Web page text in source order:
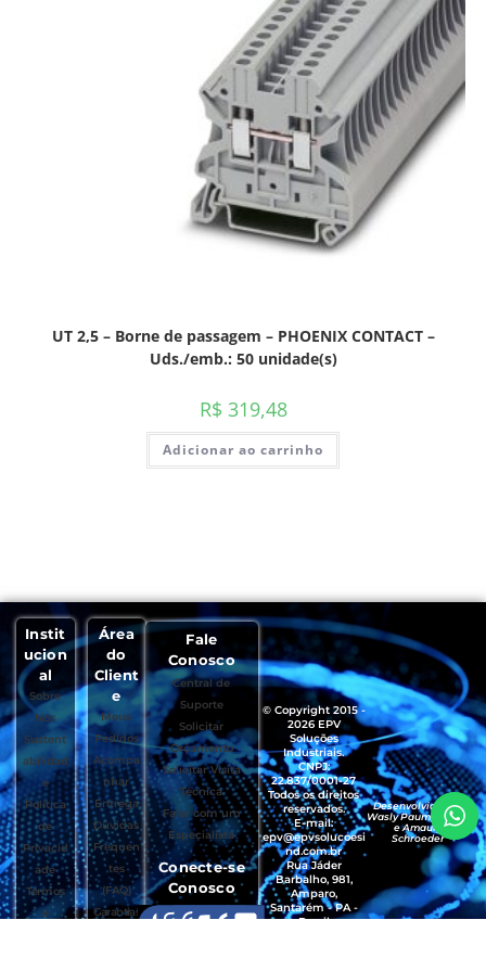
UT 2,5 – Borne de passagem – PHOENIX CONTACT –
Uds./emb.: 50 unidade(s)
R$ 319,48
Adicionar ao carrinho
Instit
ucion
al
Sobre
Nós
Sustent
abilidad
e
Política
de
Privacid
ade
Termos
e
Área
do
Client
e
Meus
Pedidos
Acompa
nhar
Entrega
Dúvidas
Frequen
tes
(FAQ)
Garantias
Fale
Conosco
Central de
Suporte
Solicitar
Orçamento
Solicitar Visita
Técnica
Falar com um
Especialista
Conecte-se
Conosco
© Copyright 2015 -
2026 EPV
Soluções
Industriais.
CNPJ:
22.837/0001-27
Todos os direitos
reservados.
E-mail:
epv@epvsolucoesi
nd.com.br
Rua Jáder
Barbalho, 981,
Amparo,
Santarém - PA -
Brasil
Desenvolvido por
Wasly Paumgartten
e Amaury
Schroeder